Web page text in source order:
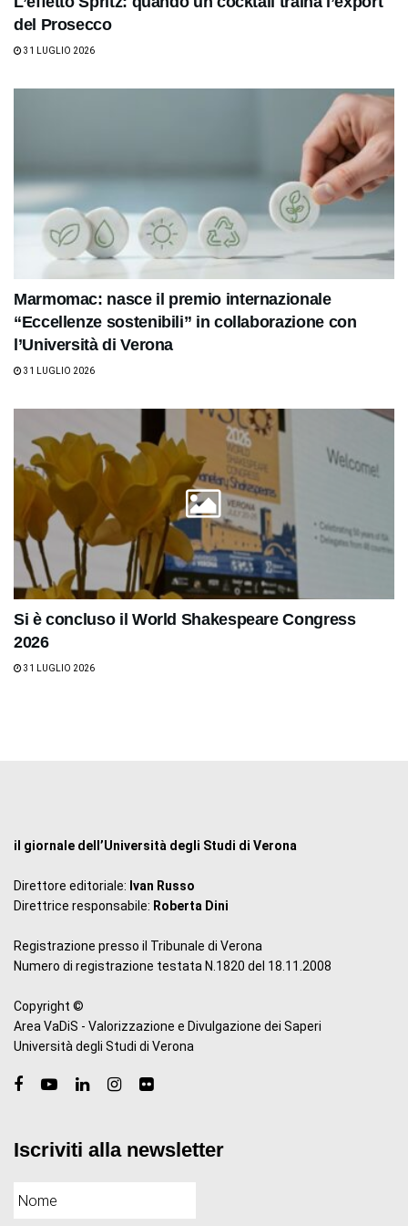
del Prosecco
31 LUGLIO 2026
Marmomac: nasce il premio internazionale
“Eccellenze sostenibili” in collaborazione con
l’Università di Verona
31 LUGLIO 2026
Si è concluso il World Shakespeare Congress
2026
31 LUGLIO 2026
il giornale dell’Università degli Studi di Verona
Direttore editoriale: Ivan Russo
Direttrice responsabile: Roberta Dini
Registrazione presso il Tribunale di Verona
Numero di registrazione testata N.1820 del 18.11.2008
Copyright ©
Area VaDiS - Valorizzazione e Divulgazione dei Saperi
Università degli Studi di Verona
Iscriviti alla newsletter